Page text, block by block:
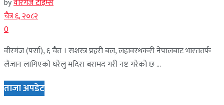
byवीरगंज टाइम्स
चैत्र ६, २०८२
0
वीरगंज (पर्सा), ६ चैत । सशस्त्र प्रहरी बल, लहावरथकरी नेपालबाट भारततर्फ
लैजान लागिएको घरेलु मदिरा बरामद गरी नष्ट गरेको छ ...
ताजा अपडेट